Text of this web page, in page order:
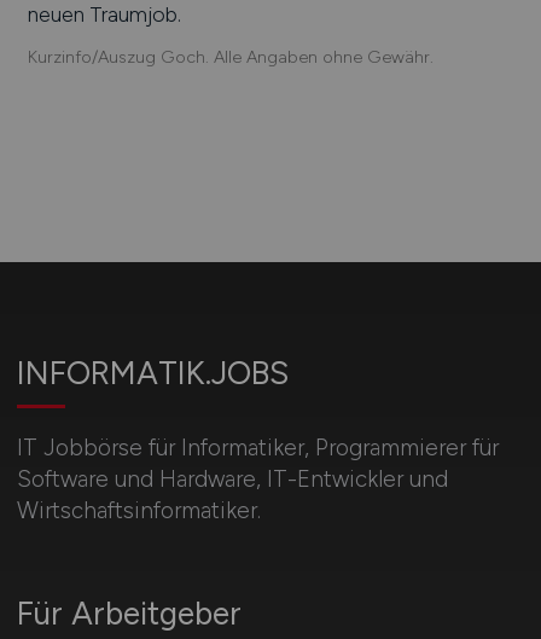
neuen Traumjob.
Kurzinfo/Auszug Goch. Alle Angaben ohne Gewähr.
INFORMATIK.JOBS
IT Jobbörse für Informatiker, Programmierer für
Software und Hardware, IT-Entwickler und
Wirtschaftsinformatiker.
Für Arbeitgeber